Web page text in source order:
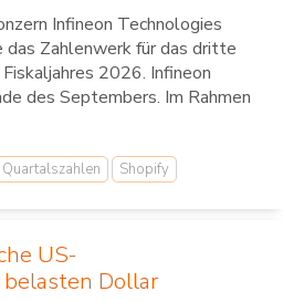
Infineon Technologies
Zahlenwerk für das dritte
2026. Infineon
des Septembers. Im Rahmen
Quartalszahlen Shopify
US-
Dollar